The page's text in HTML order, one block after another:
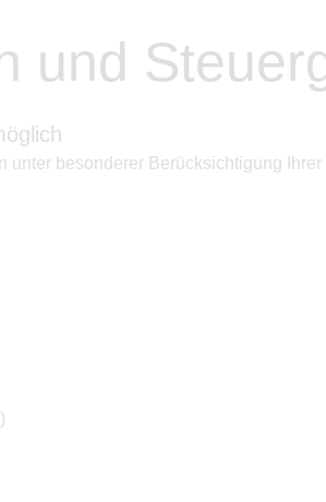
und
besonderer Berücksichtigung